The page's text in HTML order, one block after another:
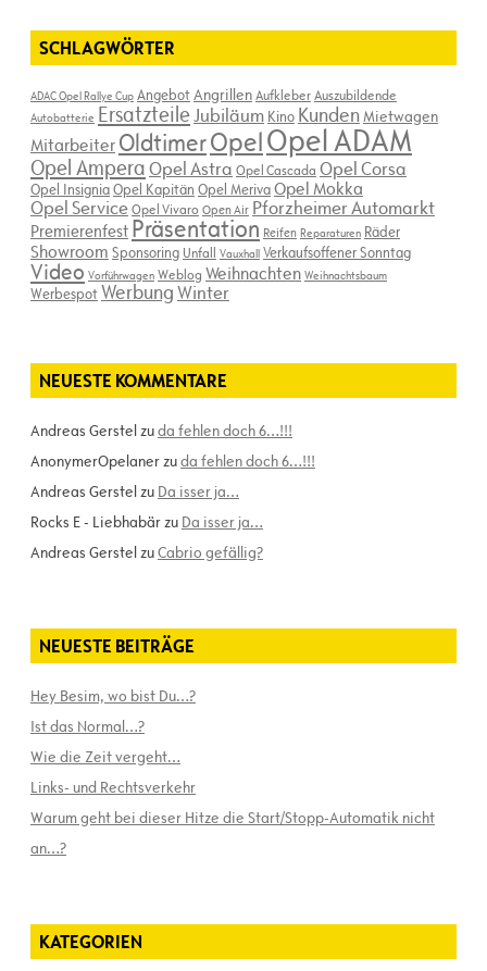
SCHLAGWÖRTER
ADAC Opel Rallye Cup AngebotAngrillenAufkleberAuszubildende
Autobatterie ErsatzteileJubiläum Kino KundenMietwagen
Mitarbeiter OldtimerOpelOpel ADAM
Opel AmperaOpel Astra Opel Cascada Opel Corsa
Opel InsigniaOpel Kapitän Opel MerivaOpel Mokka
Opel ServiceOpel Vivaro Open Air Pforzheimer Automarkt
Premierenfest Präsentation Reifen Reparaturen Räder
Showroom Sponsoring Unfall Vauxhall Verkaufsoffener Sonntag
Video Vorführwagen Weblog Weihnachten Weihnachtsbaum
WerbespotWerbungWinter
NEUESTE KOMMENTARE
Andreas Gerstelzuda fehlen doch 6…!!!
AnonymerOpelanerzuda fehlen doch 6…!!!
Andreas Gerstelzu Da isser ja…
Rocks E - Liebhabärzu Da isser ja…
Andreas GerstelzuCabrio gefällig?
NEUESTE BEITRÄGE
Hey Besim, wo bist Du…?
Ist das Normal…?
Wie die Zeit vergeht…
Links- und Rechtsverkehr
Warum geht bei dieser Hitze die Start/Stopp-Automatik nicht
an…?
KATEGORIEN